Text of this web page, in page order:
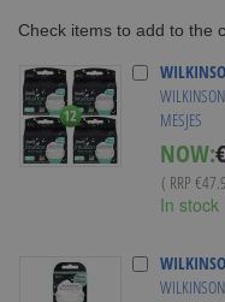
Check items to add to the
MESJES
NOW:
( RRP
In stock